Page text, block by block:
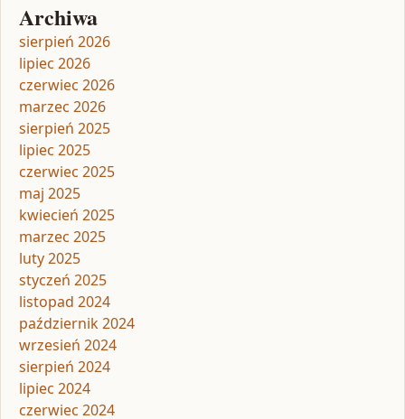
Archiwa
sierpień 2026
lipiec 2026
czerwiec 2026
marzec 2026
sierpień 2025
lipiec 2025
czerwiec 2025
maj 2025
kwiecień 2025
marzec 2025
luty 2025
styczeń 2025
listopad 2024
październik 2024
wrzesień 2024
sierpień 2024
lipiec 2024
czerwiec 2024